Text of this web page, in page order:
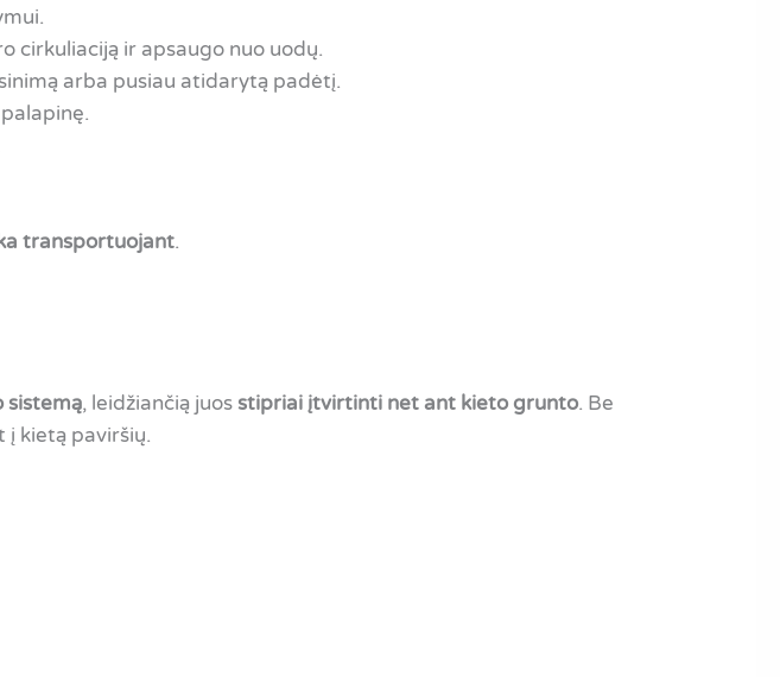
cirkuliaciją ir apsaugo nuo uodų.
arba pusiau atidarytą padėtį.
transportuojant.
sistemą, leidžiančią juos stipriai įtvirtinti net ant kieto grunto. Be
į kietą paviršių.